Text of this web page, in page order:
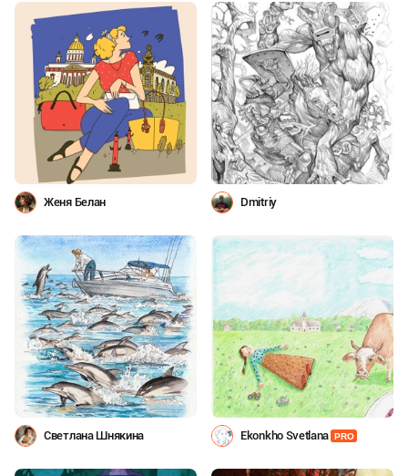
Женя Белан Dmitriy
Светлана Шнякина Ekonkho Svetlana PRO